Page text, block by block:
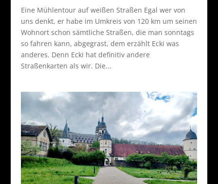
Eine Mühlentour auf weißen Straßen Egal wer von
uns denkt, er habe im Umkreis von 120 km um seinen
Wohnort schon sämtliche Straßen, die man sonntags
so fahren kann, abgegrast, dem erzählt Ecki was
anderes. Denn Ecki hat definitiv andere
Straßenkarten als wir. Die...